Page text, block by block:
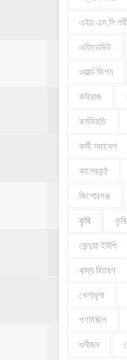
এইচ.এস.সি
এফিডেভিট
ওয়ার্ল্ড ভিশন
কবিরাজ
কর্মবিরতি
কর্মী সমাবেশ
কালেরকন্ঠ
কিশোরগঞ্জ
কৃষি
কেন্দুয়া ইউপি
খাদ্য বিতরণ
খেলাধূলা
গণমিছিল
গুনীজন